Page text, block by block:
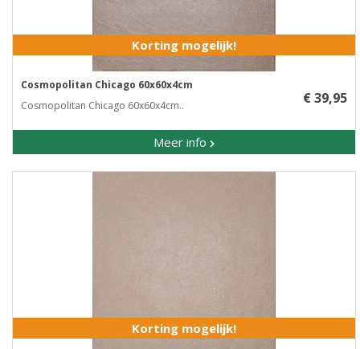
Korting mogelijk!
Cosmopolitan Chicago 60x60x4cm
Cosmopolitan Chicago 60x60x4cm..
Meer info
€ 39,95
Korting mogelijk!